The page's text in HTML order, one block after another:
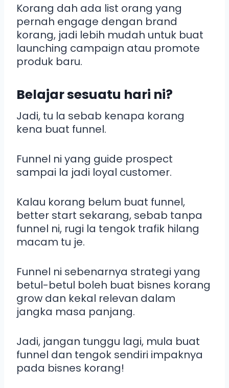
Korang dah ada list orang yang
pernah engage dengan brand
korang, jadi lebih mudah untuk buat
launching campaign atau promote
produk baru.
Belajar sesuatu hari ni?
Jadi, tu la sebab kenapa korang
kena buat funnel.
Funnel ni yang guide prospect
sampai la jadi loyal customer.
Kalau korang belum buat funnel,
better start sekarang, sebab tanpa
funnel ni, rugi la tengok trafik hilang
macam tu je.
Funnel ni sebenarnya strategi yang
betul-betul boleh buat bisnes korang
grow dan kekal relevan dalam
jangka masa panjang.
Jadi, jangan tunggu lagi, mula buat
funnel dan tengok sendiri impaknya
pada bisnes korang!